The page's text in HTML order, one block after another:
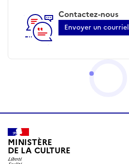
Contactez-nous
Envoyer un courriel
MINISTÈRE
DE LA CULTURE